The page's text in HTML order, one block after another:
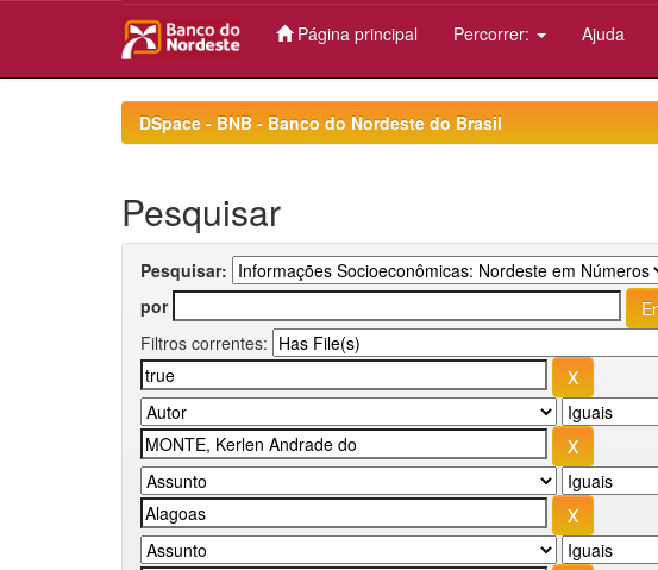
Página principal Percorrer: Ajuda
DSpace - BNB - Banco do Nordeste do Brasil
Pesquisar
Pesquisar:
por
Filtros correntes: